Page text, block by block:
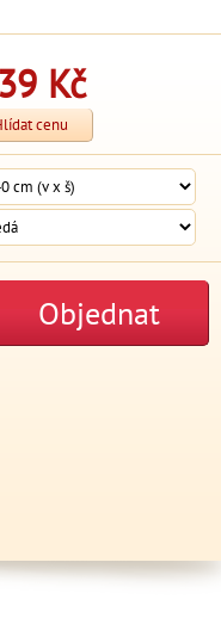
Kč
cenu
Objednat